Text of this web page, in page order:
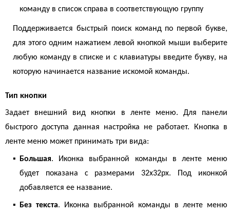
команду в список справа в соответствующую группу
Поддерживается быстрый поиск команд по первой букве,
для этого одним нажатием левой кнопкой мыши выберите
любую команду в списке и с клавиатуры введите букву, на
которую начинается название искомой команды.
Тип кнопки
Задает внешний вид кнопки в ленте меню. Для панели
быстрого доступа данная настройка не работает. Кнопка в
ленте меню может принимать три вида:
▪ Большая. Иконка выбранной команды в ленте меню
будет показана с размерами 32х32px. Под иконкой
добавляется ее название.
▪ Без текста. Иконка выбранной команды в ленте меню